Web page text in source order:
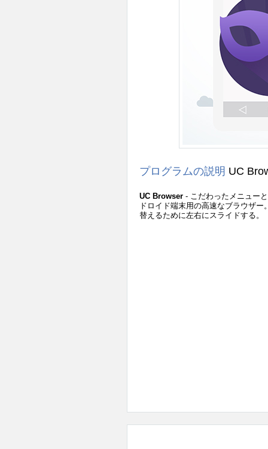
プログラムの説明 UC
UC Browser - こだわったメニュー
ドロイド端末用の高速なブラウザ
替えるために左右にスライドする。